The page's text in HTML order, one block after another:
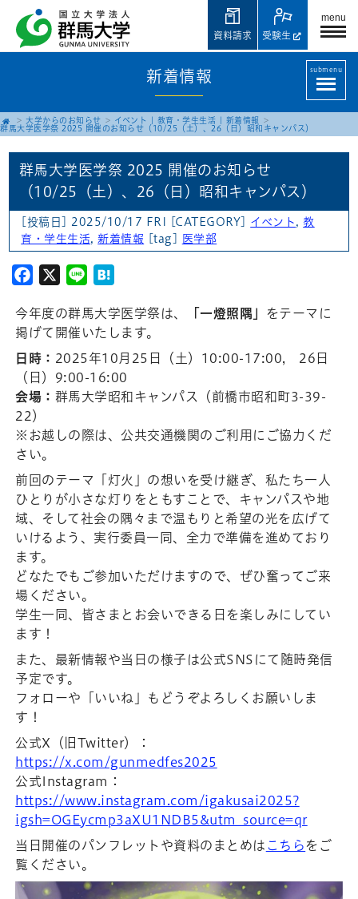
menu
受験生
資料請求
新着情報 submenu
大学からのお知らせ イベント 教育・学生生活
新着情報
群馬大学医学祭 2025 開催のお知らせ（10/25（土）、26（日）昭和キャンパス）
群馬大学医学祭 2025 開催のお知らせ
（10/25（土）、26（日）昭和キャンパス）
[投稿日] 2025/10/17 FRI [CATEGORY] イベント , 教
育・学生生活,新着情報 [tag] 医学部
Facebook
X Line
今年度の群馬大学医学祭は、 「一燈照隅」
をテーマに
掲げて開催いたします。
日時： 2025年10月25日（土）10:00-17:00, 26日
（日）9:00-16:00
会場： 群馬大学昭和キャンパス（前橋市昭和町3-39-
22）
※お越しの際は、公共交通機関のご利用にご協力くだ
さい。
前回のテーマ「灯火」の想いを受け継ぎ、私たち一人
ひとりが小さな灯りをともすことで、キャンパスや地
域、そして社会の隅々まで温もりと希望の光を広げて
いけるよう、実行委員一同、全力で準備を進めており
ます。
どなたでもご参加いただけますので、ぜひ奮ってご来
場ください。
学生一同、皆さまとお会いできる日を楽しみにしてい
ます！
また、最新情報や当日の様子は公式SNSにて随時発信
予定です。
フォローや「いいね」もどうぞよろしくお願いしま
す！
公式X（旧Twitter）：
https://x.com/gunmedfes2025
公式Instagram：
https://www.instagram.com/igakusai2025?
igsh=OGEycmp3aXU1NDB5&utm_source=qr
当日開催のパンフレットや資料のまとめは こちら をご
覧ください。